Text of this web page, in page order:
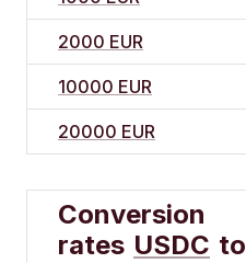
2000 EUR
10000 EUR
20000 EUR
Conversion
rates USDC to